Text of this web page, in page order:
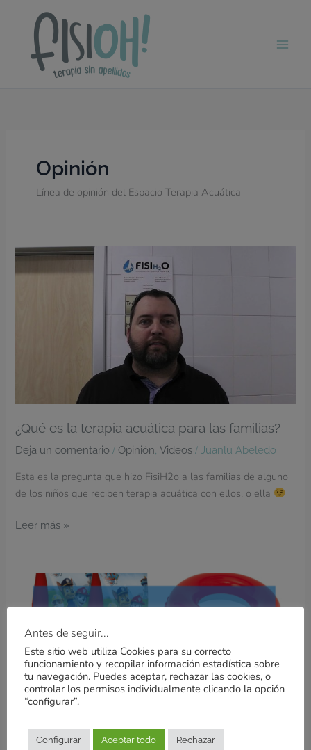
contenido
Opinión
Línea de opinión del Espacio Terapia Acuática
¿Qué es la terapia acuática para las familias?
Deja un comentario /Opinión,Videos / Juanlu Abeledo
Esta es la pregunta que hizo FisiH2o a las familias de alguno
de los niños que reciben terapia acuática con ellos, o ella
¿Qué
Leer más »
Usando
materiales
flotación
Antes de seguir...
Este sitio web utiliza Cookies para su correcto
funcionamiento y recopilar información estadística sobre
tu navegación. Puedes aceptar, rechazar las cookies, o
controlar los permisos individualmente clicando la opción
“configurar”.
Configurar Aceptar todo Rechazar